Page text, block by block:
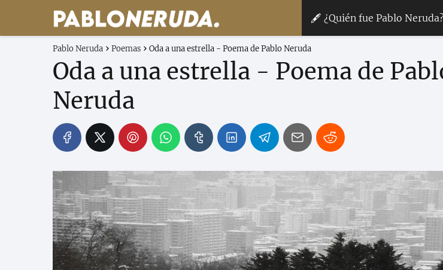
🖋 ¿Quién fue Pablo Neruda?
Pablo Neruda Poemas Oda a una estrella - Poema de Pablo Neruda
Oda a una estrella - Poema de
Neruda